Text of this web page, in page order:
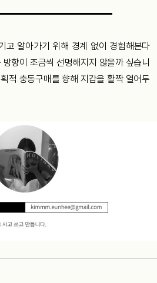
고 알아가기 위해 경계 없이 경험해본다
향이 조금씩 선명해지지 않을까 싶습니
적 충동구매를 향해 지갑을 활짝 열어두